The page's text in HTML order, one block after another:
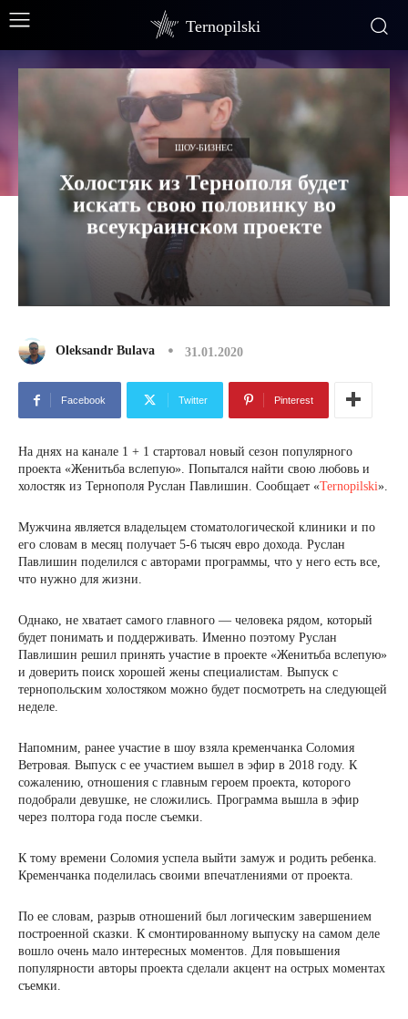
Ternopilski
ШОУ-БИЗНЕС
Холостяк из Тернополя будет
искать свою половинку во
всеукраинском проекте
Oleksandr Bulava 31.01.2020
Facebook Twitter Pinterest
На днях на канале 1 + 1 стартовал новый сезон популярного
проекта «Женитьба вслепую». Попытался найти свою любовь и
холостяк из Тернополя Руслан Павлишин. Сообщает «Ternopilski».
Мужчина является владельцем стоматологической клиники и по
его словам в месяц получает 5-6 тысяч евро дохода. Руслан
Павлишин поделился с авторами программы, что у него есть все,
что нужно для жизни.
Однако, не хватает самого главного — человека рядом, который
будет понимать и поддерживать. Именно поэтому Руслан
Павлишин решил принять участие в проекте «Женитьба вслепую»
и доверить поиск хорошей жены специалистам. Выпуск с
тернопольским холостяком можно будет посмотреть на следующей
неделе.
Напомним, ранее участие в шоу взяла кременчанка Соломия
Ветровая. Выпуск с ее участием вышел в эфир в 2018 году. К
сожалению, отношения с главным героем проекта, которого
подобрали девушке, не сложились. Программа вышла в эфир
через полтора года после съемки.
К тому времени Соломия успела выйти замуж и родить ребенка.
Кременчанка поделилась своими впечатлениями от проекта.
По ее словам, разрыв отношений был логическим завершением
построенной сказки. К смонтированному выпуску на самом деле
вошло очень мало интересных моментов. Для повышения
популярности авторы проекта сделали акцент на острых моментах
съемки.